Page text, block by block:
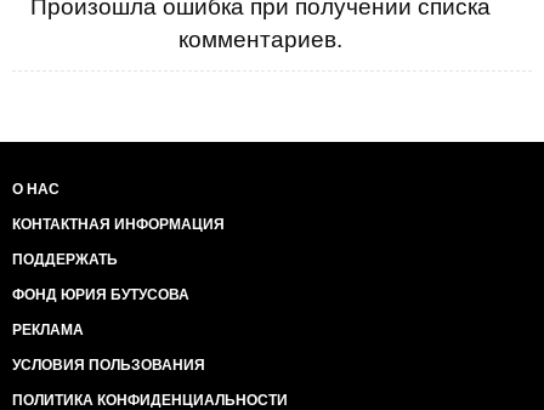
Произошла ошибка при получении списка
комментариев.
О НАС
КОНТАКТНАЯ ИНФОРМАЦИЯ
ПОДДЕРЖАТЬ
ФОНД ЮРИЯ БУТУСОВА
РЕКЛАМА
УСЛОВИЯ ПОЛЬЗОВАНИЯ
ПОЛИТИКА КОНФИДЕНЦИАЛЬНОСТИ